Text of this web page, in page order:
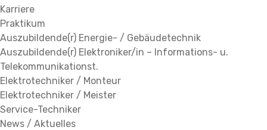
Karriere
Praktikum
Auszubildende(r) Energie- / Gebäudetechnik
Auszubildende(r) Elektroniker/in – Informations- u.
Telekommunikationst.
Elektrotechniker / Monteur
Elektrotechniker / Meister
Service-Techniker
News / Aktuelles